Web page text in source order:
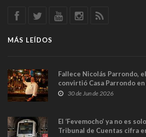
MÁS LEÍDOS
Fallece Nicolás Parrondo,
convirtió Casa Parrondo
en Madrid
30 de Jun de 2026
El ‘Fevemocho’ ya no es
Tribunal de Cuentas cifra